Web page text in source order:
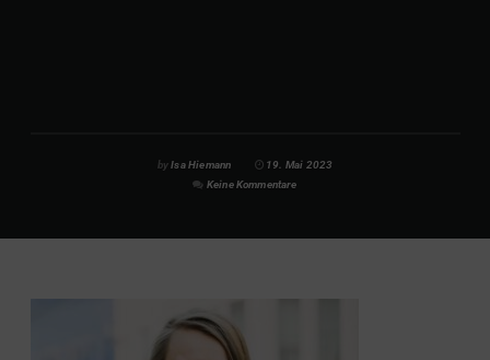
byIsa Hiemann
19. Mai 2023
Keine Kommentare